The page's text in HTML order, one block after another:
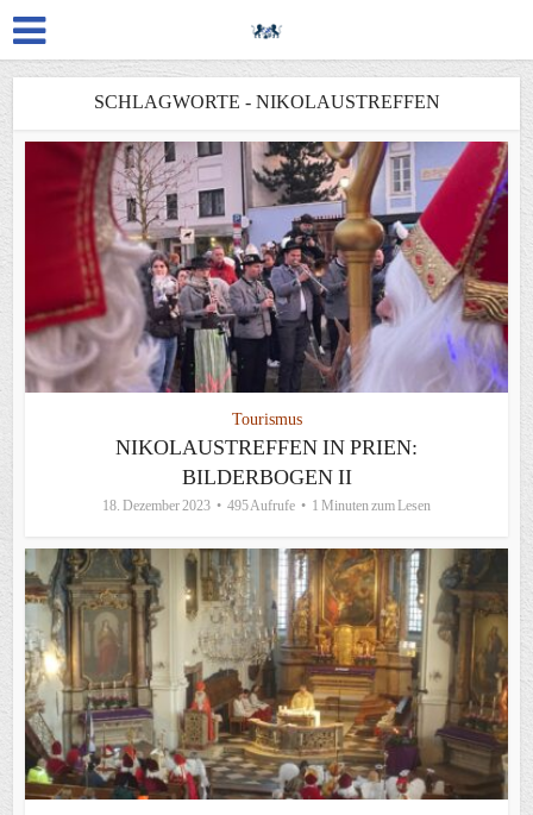
SCHLAGWORTE - NIKOLAUSTREFFEN
Tourismus
NIKOLAUSTREFFEN IN PRIEN:
BILDERBOGEN II
18. Dezember 2023 495 Aufrufe 1 Minuten zum Lesen